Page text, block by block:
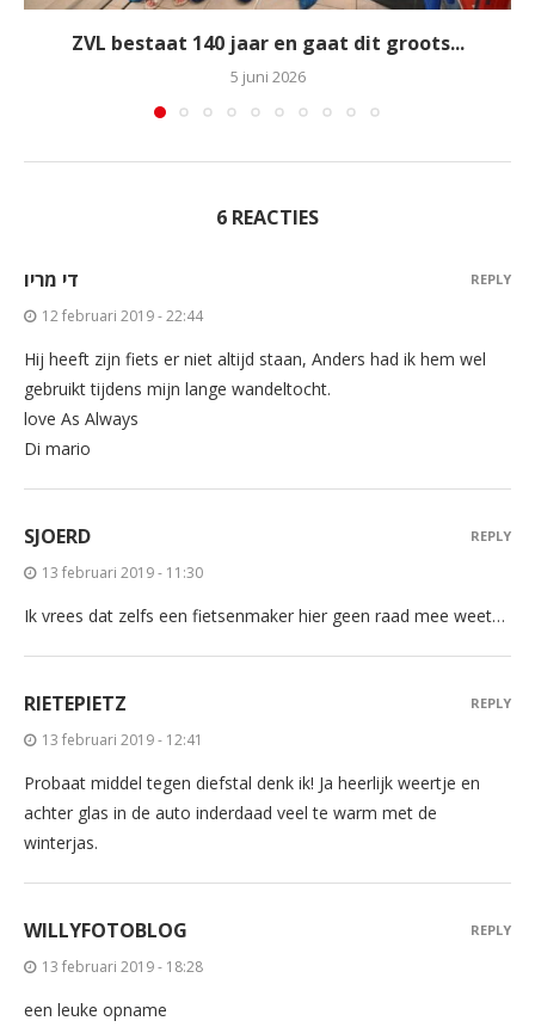
ZVL bestaat 140 jaar en gaat dit groots...
5 juni 2026
6 REACTIES
די מריו
12 februari 2019 - 22:44
Hij heeft zijn fiets er niet altijd staan, Anders had ik hem wel
gebruikt tijdens mijn lange wandeltocht.
love As Always
Di mario
REPLY
SJOERD
13 februari 2019 - 11:30
Ik vrees dat zelfs een fietsenmaker hier geen raad mee weet…
REPLY
RIETEPIETZ
13 februari 2019 - 12:41
Probaat middel tegen diefstal denk ik! Ja heerlijk weertje en
achter glas in de auto inderdaad veel te warm met de
winterjas.
REPLY
WILLYFOTOBLOG
13 februari 2019 - 18:28
een leuke opname
REPLY